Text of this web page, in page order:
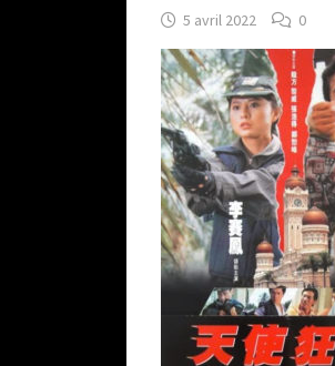
5 avril 2022 0